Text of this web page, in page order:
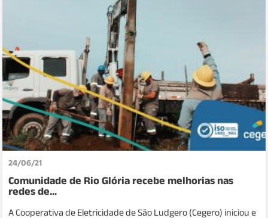
24/06/21
Comunidade de Rio Glória recebe melhorias nas
redes de...
A Cooperativa de Eletricidade de São Ludgero (Cegero) iniciou e